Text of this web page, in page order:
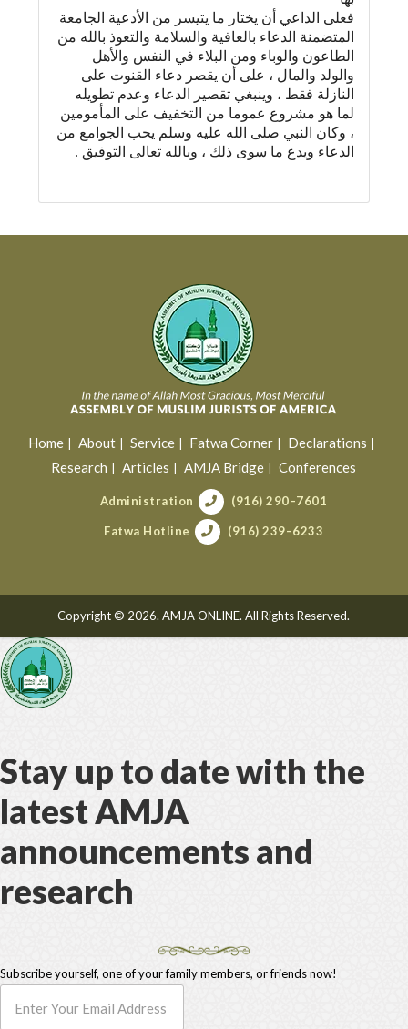
فعلى الداعي أن يختار ما يتيسر من الأدعية الجامعة
المتضمنة الدعاء بالعافية والسلامة والتعوذ بالله من
الطاعون والوباء ومن البلاء في النفس والأهل
والولد والمال ، على أن يقصر دعاء القنوت على
النازلة فقط ، وينبغي تقصير الدعاء وعدم تطويله
لما هو مشروع عموما من التخفيف على المأمومين
، وكان النبي صلى الله عليه وسلم يحب الجوامع من
الدعاء ويدع ما سوى ذلك ، وبالله تعالى التوفيق .
Home About Service Fatwa Corner
Declarations
Research
Articles AMJA Bridge Conferences
Administration (916) 290–7601
Fatwa Hotline (916) 239–6233
Copyright © 2026. AMJA ONLINE. All Rights Reserved.
Stay up to date with the
latest AMJA
announcements and
research
Subscribe yourself, one of your family members, or friends now!